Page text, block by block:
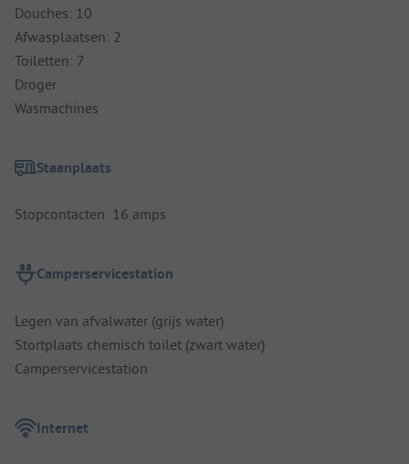
Douches: 10
Afwasplaatsen: 2
Toiletten: 7
Droger
Wasmachines
Staanplaats
Stopcontacten: 16 amps
Camperservicestation
Legen van afvalwater (grijs water)
Stortplaats chemisch toilet (zwart water)
Camperservicestation
Internet